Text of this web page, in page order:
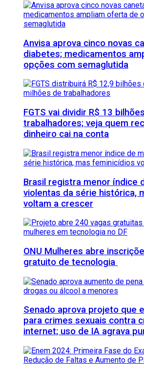
Anvisa aprova cinco novas
diabetes; medicamentos
opções com semaglutida
FGTS vai dividir R$ 13
trabalhadores; veja quem
dinheiro cai na conta
Brasil registra menor índice
violentas da série histórica,
voltam a crescer
ONU Mulheres abre
gratuito de tecnologia
Senado aprova projeto que
para crimes sexuais contra
internet; uso de IA agrava